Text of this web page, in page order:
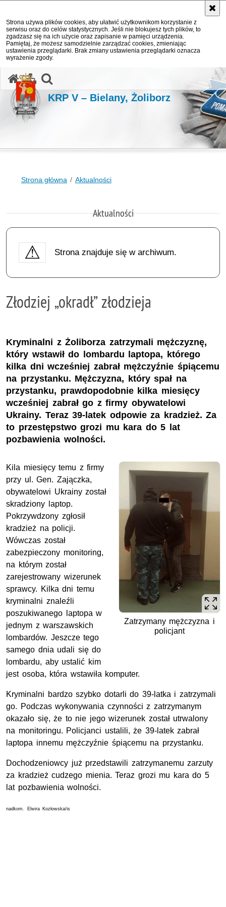
Strona używa plików cookies, aby ułatwić użytkownikom korzystanie z
serwisu oraz do celów statystycznych. Jeśli nie blokujesz tych plików, to
zgadzasz się na ich użycie oraz zapisanie w pamięci urządzenia.
Pamiętaj, że możesz samodzielnie zarządzać cookies, zmieniając
ustawienia przeglądarki. Brak zmiany ustawienia przeglądarki oznacza
wyrażenie zgody.
KRP V – Bielany, Żoliborz
Strona główna Aktualności
Aktualności
Strona znajduje się w archiwum.
Złodziej „okradł” złodzieja
Kryminalni z Żoliborza zatrzymali mężczyznę,
który wstawił do lombardu laptopa, którego
kilka dni wcześniej zabrał mężczyźnie śpiącemu
na przystanku. Mężczyzna, który spał na
przystanku, prawdopodobnie kilka miesięcy
wcześniej zabrał go z firmy obywatelowi
Ukrainy. Teraz 39-latek odpowie za kradzież. Za
to przestępstwo grozi mu kara do 5 lat
pozbawienia wolności.
Zatrzymany mężczyzna i
policjant
Kila miesięcy temu z firmy
przy ul. Gen. Zajączka,
obywatelowi Ukrainy został
skradziony laptop.
Pokrzywdzony zgłosił
kradzież na policji.
Wówczas został
zabezpieczony monitoring,
na którym został
zarejestrowany wizerunek
sprawcy. Kilka dni temu
kryminalni znaleźli
poszukiwanego laptopa w
jednym z warszawskich
lombardów. Jeszcze tego
samego dnia udali się do
lombardu, aby ustalić kim
jest osoba, która wstawiła komputer.
Kryminalni bardzo szybko dotarli do 39-latka i zatrzymali
go. Podczas wykonywania czynności z zatrzymanym
okazało się, że to nie jego wizerunek został utrwalony
na monitoringu. Policjanci ustalili, że 39-latek zabrał
laptopa innemu mężczyźnie śpiącemu na przystanku.
Dochodzeniowcy już przedstawili zatrzymanemu zarzuty
za kradzież cudzego mienia. Teraz grozi mu kara do 5
lat pozbawienia wolności.
nadkom. Elwira Kozłowska/is